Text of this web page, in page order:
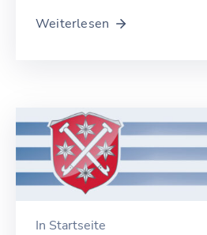
Weiterlesen
In Startseite